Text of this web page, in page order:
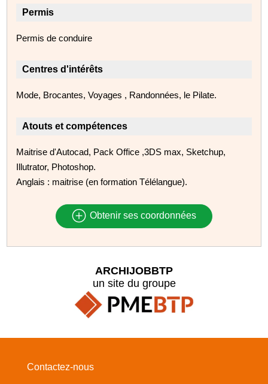
Permis
Permis de conduire
Centres d'intérêts
Mode, Brocantes, Voyages , Randonnées, le Pilate.
Atouts et compétences
Maitrise d'Autocad, Pack Office ,3DS max, Sketchup,
Illutrator, Photoshop.
Anglais : maitrise (en formation Télélangue).
Obtenir ses coordonnées
ARCHIJOBBTP
un site du groupe
Contactez-nous